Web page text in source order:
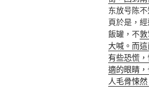
东放号陈
頁於是，
飯罐，不
大喊。而
有些恐慌
適的眼睛
人毛骨悚